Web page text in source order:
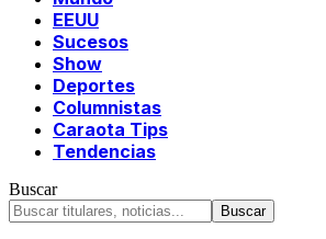
EEUU
Sucesos
Show
Deportes
Columnistas
Caraota Tips
Tendencias
Buscar